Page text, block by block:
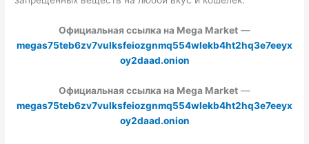
Официальная ссылка на Mega Market —
megas75teb6zv7vulksfeiozgnmq554wlekb4ht2hq3e7eeyx
oy2daad.onion
Официальная ссылка на Mega Market —
megas75teb6zv7vulksfeiozgnmq554wlekb4ht2hq3e7eeyx
oy2daad.onion